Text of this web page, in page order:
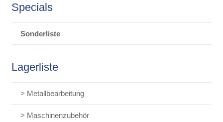
Specials
Sonderliste
Lagerliste
> Metallbearbeitung
> Maschinenzubehör